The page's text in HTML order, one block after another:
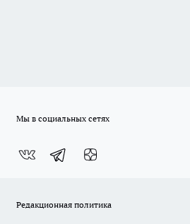
Мы в социальных сетях
Редакционная политика